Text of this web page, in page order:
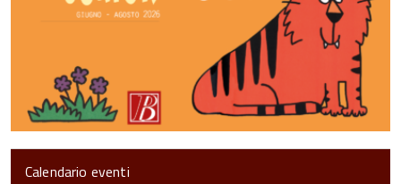
Calendario eventi